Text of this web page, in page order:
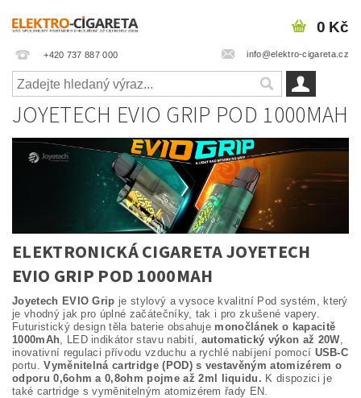
+420 737 887 000 info@elektro-cigareta.cz
0 Kč
JOYETECH EVIO GRIP POD 1000MAH
ELEKTRONICKÁ CIGARETA JOYETECH
EVIO GRIP POD 1000MAH
Joyetech EVIO Grip je stylový a vysoce kvalitní Pod systém, který
je vhodný jak pro úplné začátečníky, tak i pro zkušené vapery.
Futuristický design těla baterie obsahuje monočlánek o kapacitě
1000mAh , LED indikátor stavu nabití, automatický výkon až 20W
inovativní regulaci přívodu vzduchu a rychlé nabíjení pomocí USB-C
portu.Vyměnitelná cartridge (POD) s vestavěným atomizérem o
odporu 0,6ohm a 0,8ohm pojme až 2ml liquidu. K dispozici je
také cartridge s vyměnitelným atomizérem řady EN.